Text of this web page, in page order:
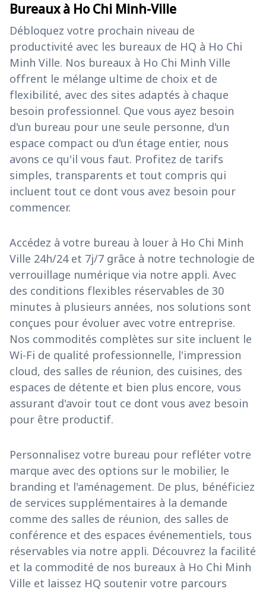
Bureaux à Ho Chi Minh-Ville
Débloquez votre prochain niveau de
productivité avec les bureaux de HQ à Ho Chi
Minh Ville. Nos bureaux à Ho Chi Minh Ville
offrent le mélange ultime de choix et de
flexibilité, avec des sites adaptés à chaque
besoin professionnel. Que vous ayez besoin
d'un bureau pour une seule personne, d'un
espace compact ou d'un étage entier, nous
avons ce qu'il vous faut. Profitez de tarifs
simples, transparents et tout compris qui
incluent tout ce dont vous avez besoin pour
commencer.
Accédez à votre bureau à louer à Ho Chi Minh
Ville 24h/24 et 7j/7 grâce à notre technologie de
verrouillage numérique via notre appli. Avec
des conditions flexibles réservables de 30
minutes à plusieurs années, nos solutions sont
conçues pour évoluer avec votre entreprise.
Nos commodités complètes sur site incluent le
Wi-Fi de qualité professionnelle, l'impression
cloud, des salles de réunion, des cuisines, des
espaces de détente et bien plus encore, vous
assurant d'avoir tout ce dont vous avez besoin
pour être productif.
Personnalisez votre bureau pour refléter votre
marque avec des options sur le mobilier, le
branding et l'aménagement. De plus, bénéficiez
de services supplémentaires à la demande
comme des salles de réunion, des salles de
conférence et des espaces événementiels, tous
réservables via notre appli. Découvrez la facilité
et la commodité de nos bureaux à Ho Chi Minh
Ville et laissez HQ soutenir votre parcours